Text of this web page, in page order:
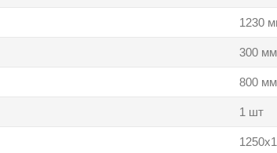
1230
300 мм
800 мм
1 шт